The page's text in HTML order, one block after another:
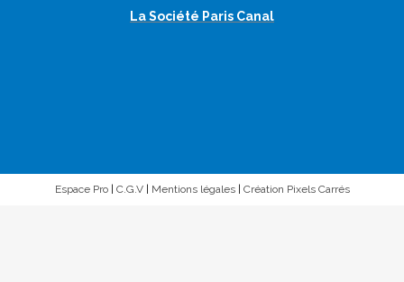
La Société Paris Canal
Espace Pro C.G.V Mentions légales Création Pixels Carrés